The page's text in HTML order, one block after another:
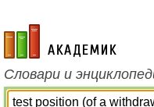
academic.ru
Словари и